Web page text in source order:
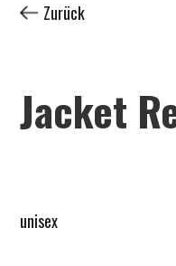
Zurück
Jacket
unisex